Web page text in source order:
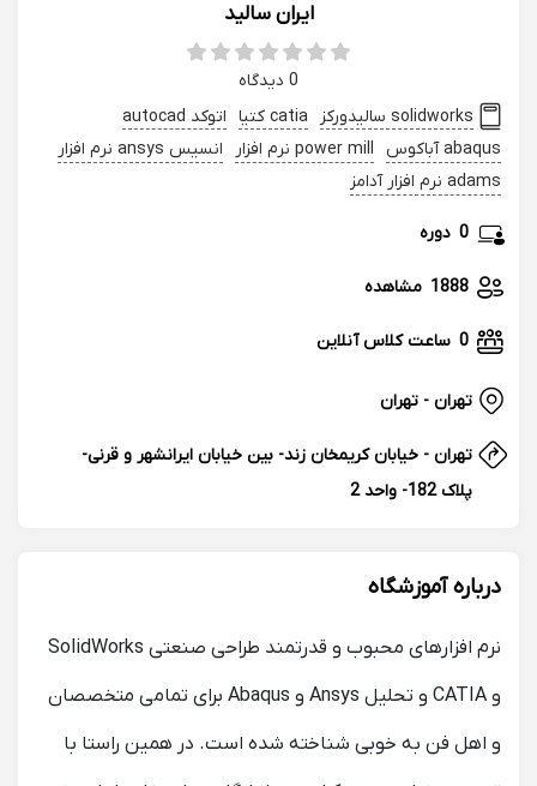
ایران سالید
0 دیدگاه
solidworks سالیدورکز
catia کتیا
اتوکد autocad
abaqus آباکوس
power mill نرم افزار
انسیس ansys نرم افزار
adams نرم افزار آدامز
0 دوره
1888 مشاهده
0 ساعت کلاس آنلاین
تهران - تهران
تهران - خیابان کریمخان زند- بین خیابان ایرانشهر و قرنی-
پلاک 182- واحد 2
درباره آموزشگاه
نرم افزارهای محبوب و قدرتمند طراحی صنعتی SolidWorks
و CATIA و تحلیل Ansys و Abaqus برای تمامی متخصصان
و اهل فن به خوبی شناخته شده است. در همین راستا با